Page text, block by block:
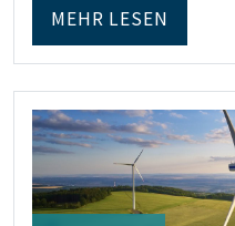
MEHR LESEN